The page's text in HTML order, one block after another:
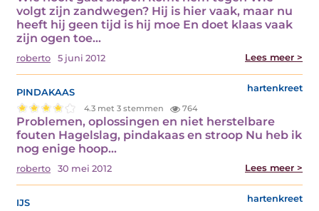
volgt zijn zandwegen? Hij is hier vaak, maar nu
heeft hij geen tijd is hij moe En doet klaas vaak
zijn ogen toe…
roberto 5 juni 2012 Lees meer >
pindakaas hartenkreet
4.3 met 3 stemmen 764
Problemen, oplossingen en niet herstelbare
fouten Hagelslag, pindakaas en stroop Nu heb ik
nog enige hoop…
roberto 30 mei 2012 Lees meer >
ijs hartenkreet